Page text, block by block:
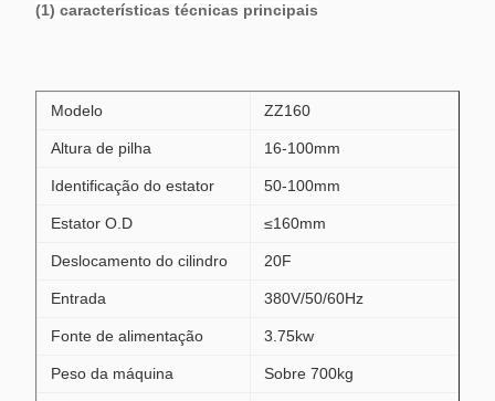
(1) características técnicas principais
Modelo ZZ160
Altura de pilha 16-100mm
Identificação do estator 50-100mm
Estator O.D ≤160mm
Deslocamento do cilindro 20F
Entrada 380V/50/60Hz
Fonte de alimentação 3.75kw
Peso da máquina Sobre 700kg